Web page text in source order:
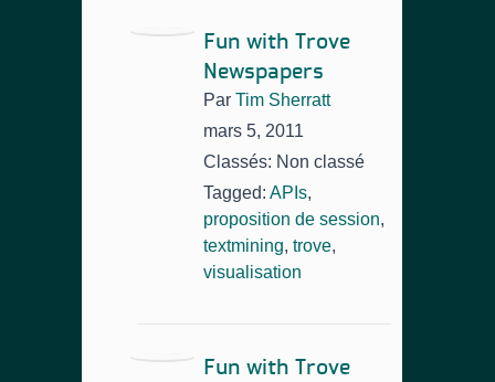
Fun with Trove
Newspapers
Par Tim Sherratt
mars 5, 2011
Classés: Non classé
Tagged: APIs,
proposition de session,
textmining, trove,
visualisation
Fun with Trove